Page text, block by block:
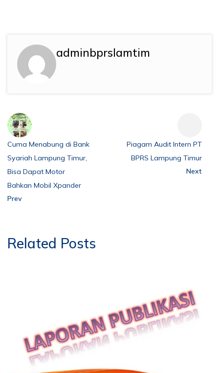
adminbprslamtim
Cuma Menabung di Bank
Syariah Lampung Timur,
Bisa Dapat Motor
Bahkan Mobil Xpander
Prev
Piagam Audit Intern PT
BPRS Lampung Timur
Next
Related Posts